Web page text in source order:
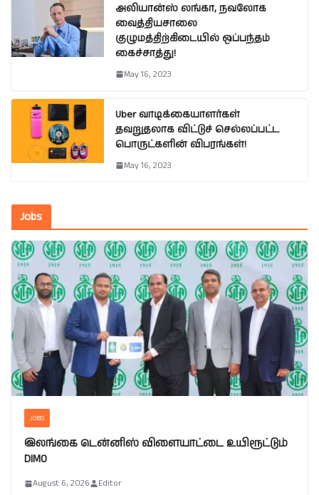
அலியான்ஸ் லங்கா, நவலோக
வைத்தியசாலை
குழுமத்திற்கிடையில் ஒப்பந்தம்
கைச்சாத்து!
May 16, 2023
Uber வாடிக்கையாளர்கள்
தவறுதலாக விட்டுச் செல்லப்பட்ட
பொருட்களின் விபரங்கள்!
May 16, 2023
Jobs
JOBS
இலங்கை டென்னிஸ் விளையாட்டை உயிரூட்டும்
DIMO
August 6, 2026 Editor